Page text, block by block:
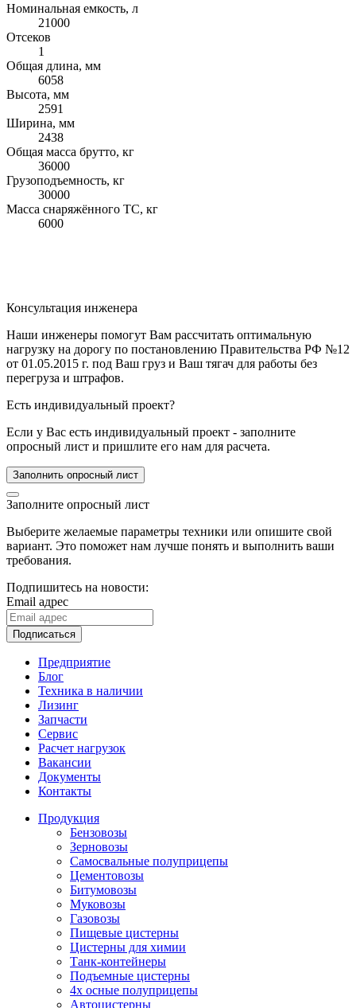
Номинальная емкость, л
21000
Отсеков
1
Общая длина, мм
6058
Высота, мм
2591
Ширина, мм
2438
Общая масса брутто, кг
36000
Грузоподъемность, кг
30000
Масса снаряжённого ТС, кг
6000
Консультация инженера
Наши инженеры помогут Вам рассчитать оптимальную
нагрузку на дорогу по постановлению Правительства РФ №12
от 01.05.2015 г. под Ваш груз и Ваш тягач для работы без
перегруза и штрафов.
Есть индивидуальный проект?
Если у Вас есть индивидуальный проект - заполните
опросный лист и пришлите его нам для расчета.
Заполнить опросный лист
Заполните опросный лист
Выберите желаемые параметры техники или опишите свой
вариант. Это поможет нам лучше понять и выполнить ваши
требования.
Подпишитесь на новости:
Email адрес
Подписаться
Предприятие
Блог
Техника в наличии
Лизинг
Запчасти
Сервис
Расчет нагрузок
Вакансии
Документы
Контакты
Продукция
Бензовозы
Зерновозы
Самосвальные полуприцепы
Цементовозы
Битумовозы
Муковозы
Газовозы
Пищевые цистерны
Цистерны для химии
Танк-контейнеры
Подъемные цистерны
4х осные полуприцепы
Автоцистерны